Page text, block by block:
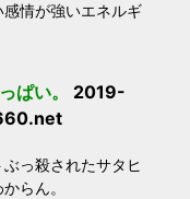
情が強いエネルギ
ぱい。 2019-
っ殺されたサタヒ
らん。